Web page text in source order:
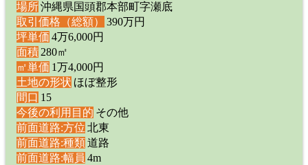
場所沖縄県国頭郡本部町字瀬底
取引価格（総額）
390万円
坪単価 4万6,000円
面積280㎡
㎡単価 1万4,000円
土地の形状 ほぼ整形
間口 15
今後の利用目的 その他
前面道路:方位 北東
前面道路:種類 道路
前面道路:幅員 4m